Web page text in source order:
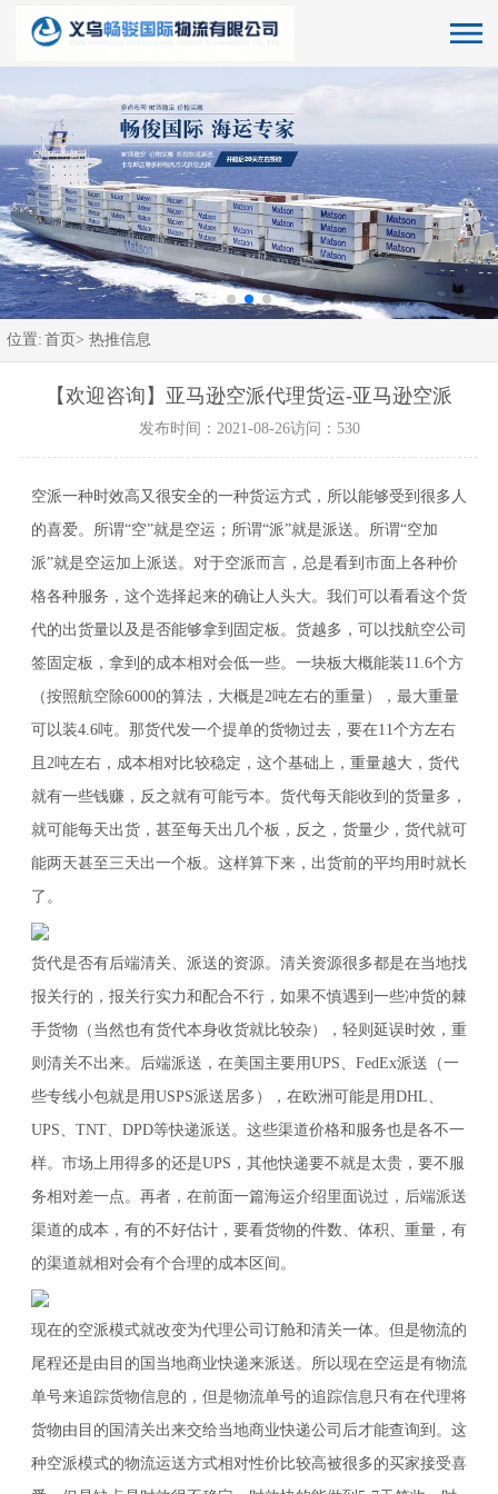
位置: 首页> 热推信息
【欢迎咨询】亚马逊空派代理货运-亚马逊空派
发布时间：2021-08-26访问：530
空派一种时效高又很安全的一种货运方式，所以能够受到很多人
的喜爱。所谓“空”就是空运；所谓“派”就是派送。所谓“空加
派”就是空运加上派送。对于空派而言，总是看到市面上各种价
格各种服务，这个选择起来的确让人头大。我们可以看看这个货
代的出货量以及是否能够拿到固定板。货越多，可以找航空公司
签固定板，拿到的成本相对会低一些。一块板大概能装11.6个方
（按照航空除6000的算法，大概是2吨左右的重量），最大重量
可以装4.6吨。那货代发一个提单的货物过去，要在11个方左右
且2吨左右，成本相对比较稳定，这个基础上，重量越大，货代
就有一些钱赚，反之就有可能亏本。货代每天能收到的货量多，
就可能每天出货，甚至每天出几个板，反之，货量少，货代就可
能两天甚至三天出一个板。这样算下来，出货前的平均用时就长
了。
货代是否有后端清关、派送的资源。清关资源很多都是在当地找
报关行的，报关行实力和配合不行，如果不慎遇到一些冲货的棘
手货物（当然也有货代本身收货就比较杂），轻则延误时效，重
则清关不出来。后端派送，在美国主要用UPS、FedEx派送（一
些专线小包就是用USPS派送居多），在欧洲可能是用DHL、
UPS、TNT、DPD等快递派送。这些渠道价格和服务也是各不一
样。市场上用得多的还是UPS，其他快递要不就是太贵，要不服
务相对差一点。再者，在前面一篇海运介绍里面说过，后端派送
渠道的成本，有的不好估计，要看货物的件数、体积、重量，有
的渠道就相对会有个合理的成本区间。
现在的空派模式就改变为代理公司订舱和清关一体。但是物流的
尾程还是由目的国当地商业快递来派送。所以现在空运是有物流
单号来追踪货物信息的，但是物流单号的追踪信息只有在代理将
货物由目的国清关出来交给当地商业快递公司后才能查询到。这
种空派模式的物流运送方式相对性价比较高被很多的买家接受喜